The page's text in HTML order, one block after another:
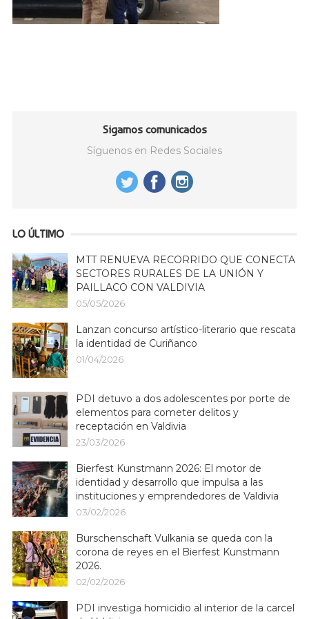
Sigamos comunicados
Síguenos en Redes Sociales
LO ÚLTIMO
MTT RENUEVA RECORRIDO QUE CONECTA
SECTORES RURALES DE LA UNIÓN Y
PAILLACO CON VALDIVIA
05/05/2026
Lanzan concurso artístico-literario que rescata
la identidad de Curiñanco
01/04/2026
PDI detuvo a dos adolescentes por porte de
elementos para cometer delitos y
receptación en Valdivia
23/03/2026
Bierfest Kunstmann 2026: El motor de
identidad y desarrollo que impulsa a las
instituciones y emprendedores de Valdivia
03/02/2026
Burschenschaft Vulkania se queda con la
corona de reyes en el Bierfest Kunstmann
2026.
02/02/2026
PDI investiga homicidio al interior de la carcel